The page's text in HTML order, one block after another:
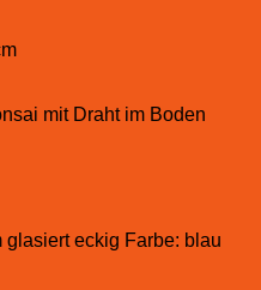
mit Draht im Boden
eckig Farbe: blau